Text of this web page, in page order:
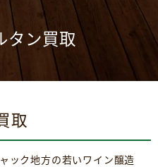
タン買取
取
ック地方の若いワイン醸造